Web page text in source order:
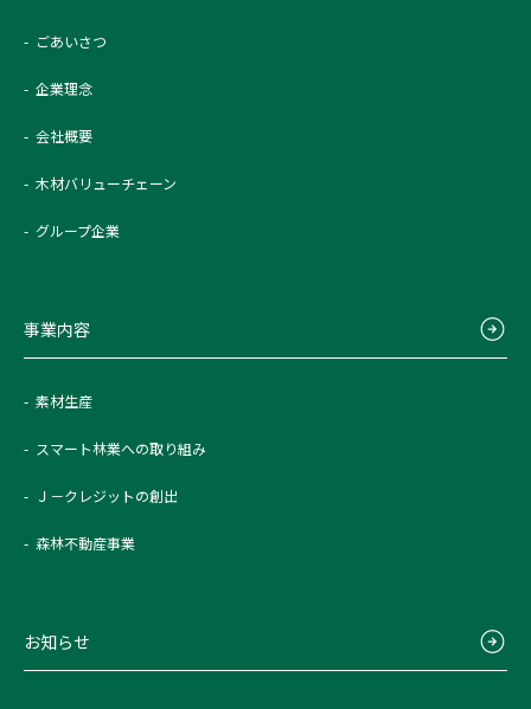
ごあいさつ
企業理念
会社概要
木材バリューチェーン
グループ企業
事業内容
素材生産
スマート林業への取り組み
Ｊ－クレジットの創出
森林不動産事業
お知らせ